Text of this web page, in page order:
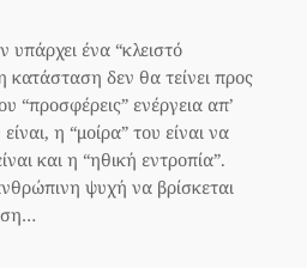
ένα “κλειστό
κατάσταση δεν θα τείνει προς
“προσφέρεις” ενέργεια απ’
η “μοίρα” του είναι να
και η “ηθική εντροπία”.
ψυχή να βρίσκεται